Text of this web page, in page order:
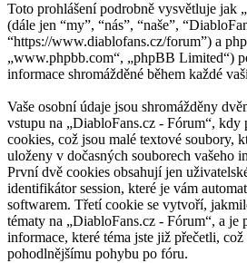
Toto prohlášení podrobně vysvětluje jak
(dále jen “my”, “nás”, “naše”,
“https://www.diablofans.cz/forum”) a
„www.phpbb.com“, „phpBB Limited“)
informace shromážděné během každé
Vaše osobní údaje jsou shromážděny
vstupu na „DiabloFans.cz - Fórum“,
cookies, což jsou malé textové soubory,
uloženy v dočasných souborech vašeho
První dvě cookies obsahují jen
identifikátor session, které je vám
softwarem. Třetí cookie se vytvoří,
tématy na „DiabloFans.cz - Fórum“, a je
informace, které téma jste již přečetli, což
pohodlnějšímu pohybu po fóru.